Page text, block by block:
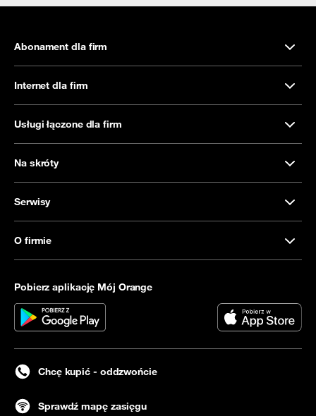
Abonament dla firm
Internet dla firm
Usługi łączone dla firm
Na skróty
Serwisy
O firmie
Pobierz aplikację Mój Orange
Chcę kupić - oddzwońcie
Sprawdź mapę zasięgu